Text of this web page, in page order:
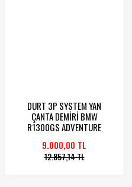
DURT 3P SYSTEM YAN
ÇANTA DEMİRİ BMW
R1300GS ADVENTURE
9.000,00 TL
12.857,14 TL